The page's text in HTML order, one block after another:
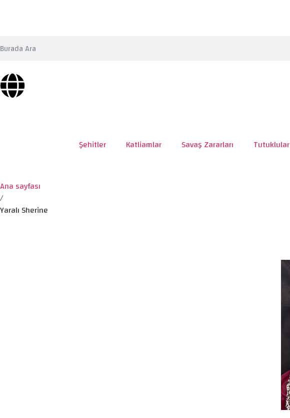
Şehitler Katliamlar Savaş Zararları Tutuklular
Ana sayfası
/
Yaralı Sherine